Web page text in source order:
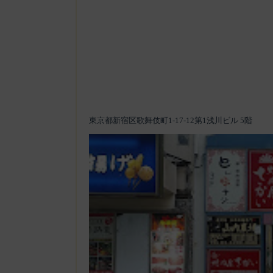
東京都新宿区歌舞伎町1-17-12第1浅川ビル 5階